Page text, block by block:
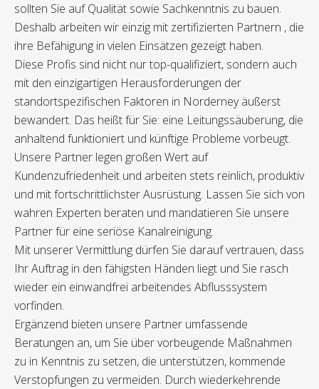
sollten Sie auf Qualität sowie Sachkenntnis zu bauen.
Deshalb arbeiten wir einzig mit zertifizierten Partnern , die
ihre Befähigung in vielen Einsätzen gezeigt haben.
Diese Profis sind nicht nur top-qualifiziert, sondern auch
mit den einzigartigen Herausforderungen der
standortspezifischen Faktoren in Norderney äußerst
bewandert. Das heißt für Sie: eine Leitungssäuberung, die
anhaltend funktioniert und künftige Probleme vorbeugt.
Unsere Partner legen großen Wert auf
Kundenzufriedenheit und arbeiten stets reinlich, produktiv
und mit fortschrittlichster Ausrüstung. Lassen Sie sich von
wahren Experten beraten und mandatieren Sie unsere
Partner für eine seriöse Kanalreinigung.
Mit unserer Vermittlung dürfen Sie darauf vertrauen, dass
Ihr Auftrag in den fähigsten Händen liegt und Sie rasch
wieder ein einwandfrei arbeitendes Abflusssystem
vorfinden.
Ergänzend bieten unsere Partner umfassende
Beratungen an, um Sie über vorbeugende Maßnahmen
zu in Kenntnis zu setzen, die unterstützen, kommende
Verstopfungen zu vermeiden. Durch wiederkehrende